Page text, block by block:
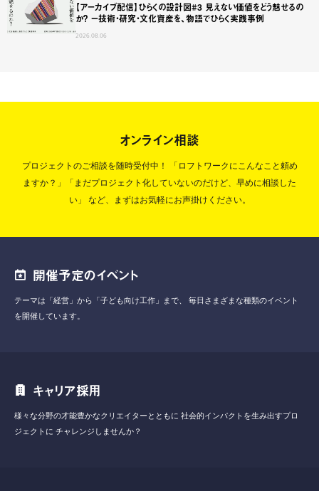
【アーカイブ配信】ひらくの設計図#3 見えない価値をどう魅せるの
か？ ー技術・研究・文化資産を、物語でひらく実践事例
2026.08.06
オンライン相談
プロジェクトのご相談を随時受付中！
「ロフトワークにこんなこと頼め
ますか？」「まだプロジェクト化していないのだけど、早めに相談した
い」
など、まずはお気軽にお声掛けください。
開催予定のイベント
テーマは「経営」から「子ども向け工作」まで、
毎日さまざまな種類のイベント
を開催しています。
キャリア採用
様々な分野の才能豊かなクリエイターとともに 社会的インパクトを生み出すプロ
ジェクトに チャレンジしませんか？